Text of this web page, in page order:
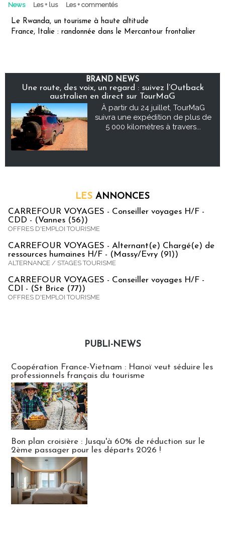
News Les + lus Les + commentés
Le Rwanda, un tourisme à haute altitude
France, Italie : randonnée dans le Mercantour frontalier
BRAND NEWS
Une route, des voix, un regard : suivez l’Outback
australien en direct sur TourMaG
À partir du 24 juillet, TourMaG
suivra une expédition de plus de
5 000 kilomètres à travers...
LES ANNONCES
CARREFOUR VOYAGES - Conseiller voyages H/F -
CDD - (Vannes (56))
OFFRES D'EMPLOI TOURISME
CARREFOUR VOYAGES - Alternant(e) Chargé(e) de
ressources humaines H/F - (Massy/Evry (91))
ALTERNANCE / STAGES TOURISME
CARREFOUR VOYAGES - Conseiller voyages H/F -
CDI - (St Brice (77))
OFFRES D'EMPLOI TOURISME
PUBLI-NEWS
Coopération France-Vietnam : Hanoï veut séduire les
professionnels français du tourisme
Bon plan croisière : Jusqu'à 60% de réduction sur le
2ème passager pour les départs 2026 !